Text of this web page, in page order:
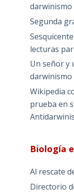
darwinismo
Segunda
lecturas
Un señor y
darwinismo
Wikipedia
prueba en
Biología
Al rescate
Directorio